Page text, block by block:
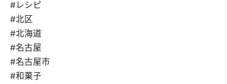
#レシピ
#北区
#北海道
#名古屋
#名古屋市
#和菓子